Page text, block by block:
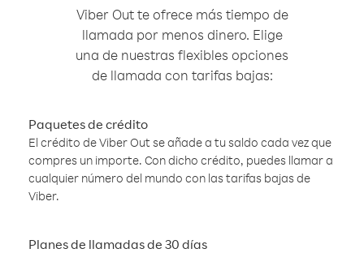
Viber Out te ofrece más tiempo de
llamada por menos dinero. Elige
una de nuestras flexibles opciones
de llamada con tarifas bajas:
Paquetes de crédito
El crédito de Viber Out se añade a tu saldo cada vez que
compres un importe. Con dicho crédito, puedes llamar a
cualquier número del mundo con las tarifas bajas de
Viber.
Planes de llamadas de 30 días